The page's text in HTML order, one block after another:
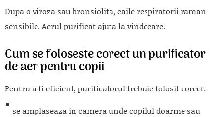
Dupa o viroza sau bronsiolita, caile respiratorii raman
sensibile. Aerul purificat ajuta la vindecare.
Cum se foloseste corect un purificator
de aer pentru copii
Pentru a fi eficient, purificatorul trebuie folosit corect:
se amplaseaza in camera unde copilul doarme sau